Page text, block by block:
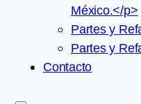
México.</p>
Partes y
Partes y
Contacto